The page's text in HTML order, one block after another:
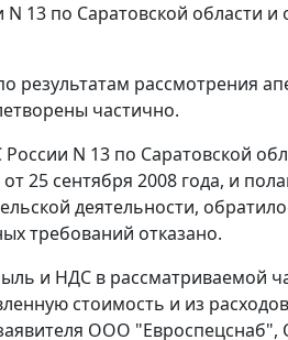
по Саратовской области и
результатам рассмотрения
частично.
N 13 по Саратовской
25 сентября 2008 года, и
деятельности,
требований отказано.
и НДС в рассматриваемой
стоимость и из
ООО